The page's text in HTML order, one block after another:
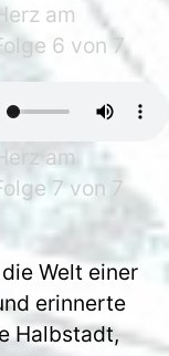
am
6 von 7
am
7 von 7
Welt einer
erinnerte
Halbstadt,